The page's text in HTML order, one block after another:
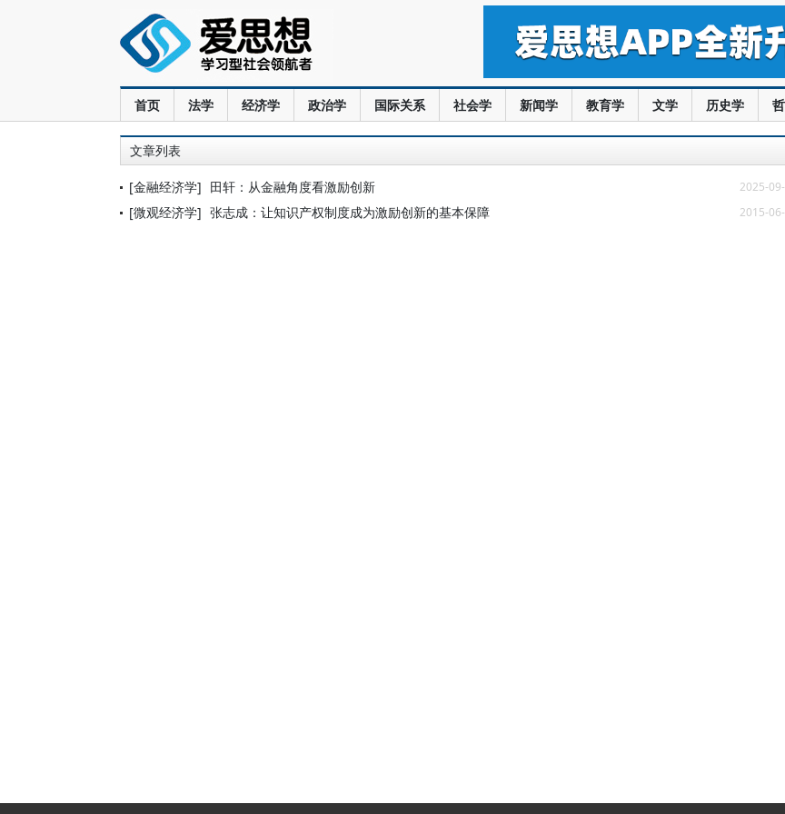
首页 法学 经济学 政治学 国际关系 社会学 新闻学 教育学 文学 历史学
文章列表
[金融经济学] 田轩：从金融角度看激励创新 2025-
[微观经济学] 张志成：让知识产权制度成为激励创新的基本保障 2015-